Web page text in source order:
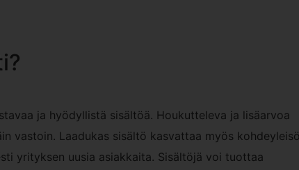
ja hyödyllistä sisältöä. Houkutteleva ja lisäarvoa
vastoin. Laadukas sisältö kasvattaa myös
yrityksen uusia asiakkaita. Sisältöjä voi tuottaa